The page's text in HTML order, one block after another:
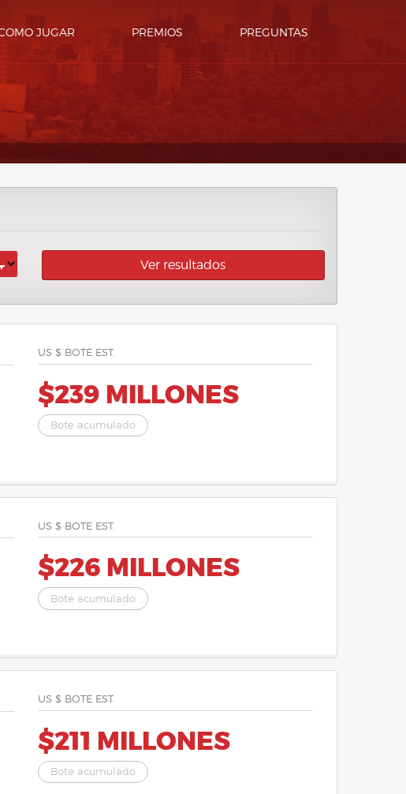
JUGAR PREMIOS PREGUNTAS
Ver resultados
US $ BOTE EST.
$239 MILLONES
Bote acumulado
US $ BOTE EST.
$226 MILLONES
Bote acumulado
US $ BOTE EST.
$211 MILLONES
Bote acumulado